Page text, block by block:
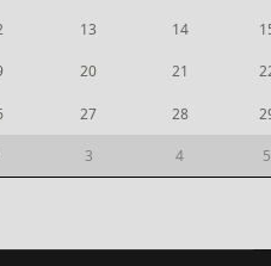
13 14
20 21
27 28
3 4 5